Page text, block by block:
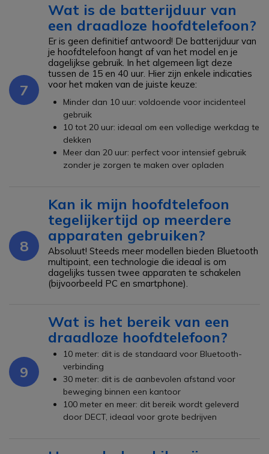
7
Wat is de batterijduur van
een draadloze hoofdtelefoon?
Er is geen definitief antwoord! De batterijduur van
je hoofdtelefoon hangt af van het model en je
dagelijkse gebruik. In het algemeen ligt deze
tussen de 15 en 40 uur. Hier zijn enkele indicaties
voor het maken van de juiste keuze:
Minder dan 10 uur: voldoende voor incidenteel
gebruik
10 tot 20 uur: ideaal om een volledige werkdag te
dekken
Meer dan 20 uur: perfect voor intensief gebruik
zonder je zorgen te maken over opladen
8
Kan ik mijn hoofdtelefoon
tegelijkertijd op meerdere
apparaten gebruiken?
Absoluut! Steeds meer modellen bieden Bluetooth
multipoint, een technologie die ideaal is om
dagelijks tussen twee apparaten te schakelen
(bijvoorbeeld PC en smartphone).
9
Wat is het bereik van een
draadloze hoofdtelefoon?
10 meter: dit is de standaard voor Bluetooth-
verbinding
30 meter: dit is de aanbevolen afstand voor
beweging binnen een kantoor
100 meter en meer: dit bereik wordt geleverd
door DECT, ideaal voor grote bedrijven